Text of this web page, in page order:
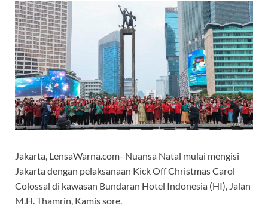
Jakarta, LensaWarna.com- Nuansa Natal mulai mengisi
Jakarta dengan pelaksanaan Kick Off Christmas Carol
Colossal di kawasan Bundaran Hotel Indonesia (HI), Jalan
M.H. Thamrin, Kamis sore.